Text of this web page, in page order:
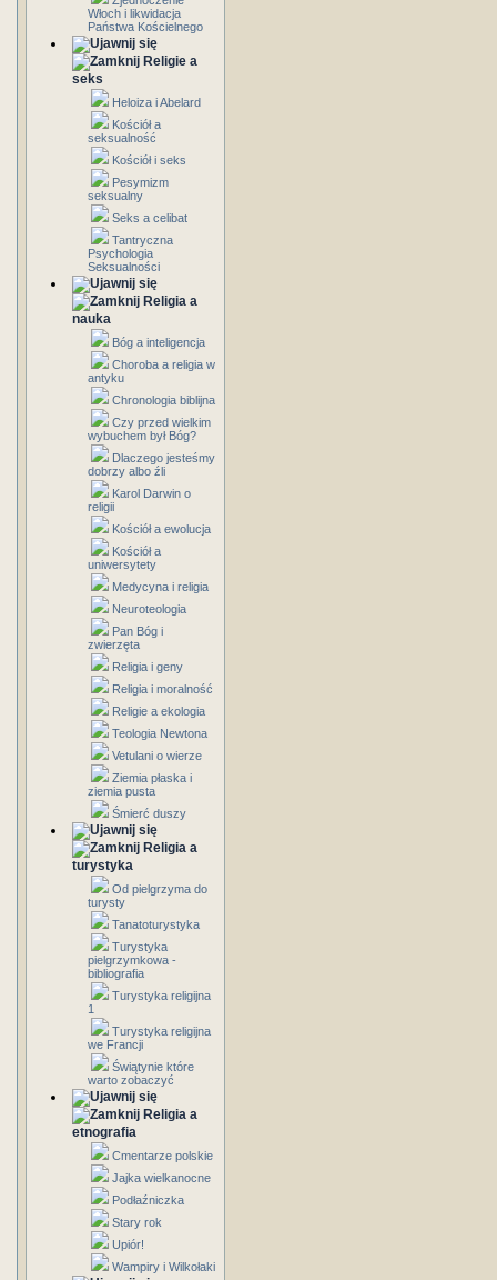
Włoch i likwidacja
Państwa Kościelnego
Religie a
seks
Heloiza i Abelard
Kościół a
seksualność
Kościół i seks
Pesymizm
seksualny
Seks a celibat
Tantryczna
Psychologia
Seksualności
Religia a
nauka
Bóg a inteligencja
Choroba a religia w
antyku
Chronologia biblijna
Czy przed wielkim
wybuchem był Bóg?
Dlaczego jesteśmy
dobrzy albo źli
Karol Darwin o
religii
Kościół a ewolucja
Kościół a
uniwersytety
Medycyna i religia
Neuroteologia
Pan Bóg i
zwierzęta
Religia i geny
Religia i moralność
Religie a ekologia
Teologia Newtona
Vetulani o wierze
Ziemia płaska i
ziemia pusta
Śmierć duszy
Religia a
turystyka
Od pielgrzyma do
turysty
Tanatoturystyka
Turystyka
pielgrzymkowa -
bibliografia
Turystyka religijna
1
Turystyka religijna
we Francji
Świątynie które
warto zobaczyć
Religia a
etnografia
Cmentarze polskie
Jajka wielkanocne
Podłaźniczka
Stary rok
Upiór!
Wampiry i Wilkołaki